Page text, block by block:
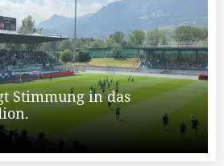
Stimmung in das